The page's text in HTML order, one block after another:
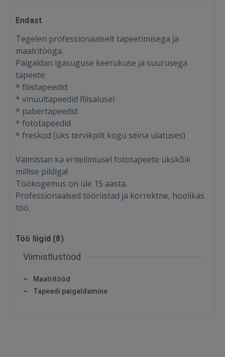
Sisene
SISENE
 Sign in with Apple
Endast
Tegelen professionaalselt tapeetimisega ja
maalritööga.
Paigaldan igasuguse keerukuse ja suurusega
tapeete:
* fliistapeedid
* vinüültapeedid fliisalusel
* pabertapeedid
* fototapeedid
* freskod (üks tervikpilt kogu seina ulatuses)
Valmistan ka eritellimusel fototapeete ükskõik
millise pildiga!
Töökogemus on üle 15 aasta.
Professionaalsed tööriistad ja korrektne, hoolikas
töö.
Töö liigid (8)
Viimistlustööd
Maalritööd
Tapeedi paigaldamine